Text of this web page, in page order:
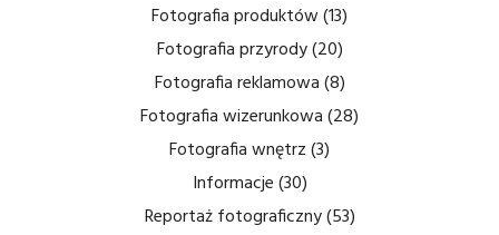
Fotografia produktów(13)
Fotografia przyrody(20)
Fotografia reklamowa(8)
Fotografia wizerunkowa(28)
Fotografia wnętrz(3)
Informacje(30)
Reportaż fotograficzny(53)